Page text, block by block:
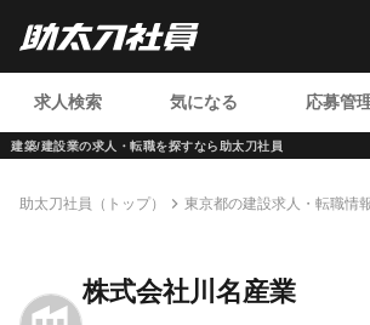
建築/建設業の求人・転職を探すなら助太刀社員
求人検索 気になる 応募管
助太刀社員（トップ）
東京都の建設求人・転職情
株式会社川名産業